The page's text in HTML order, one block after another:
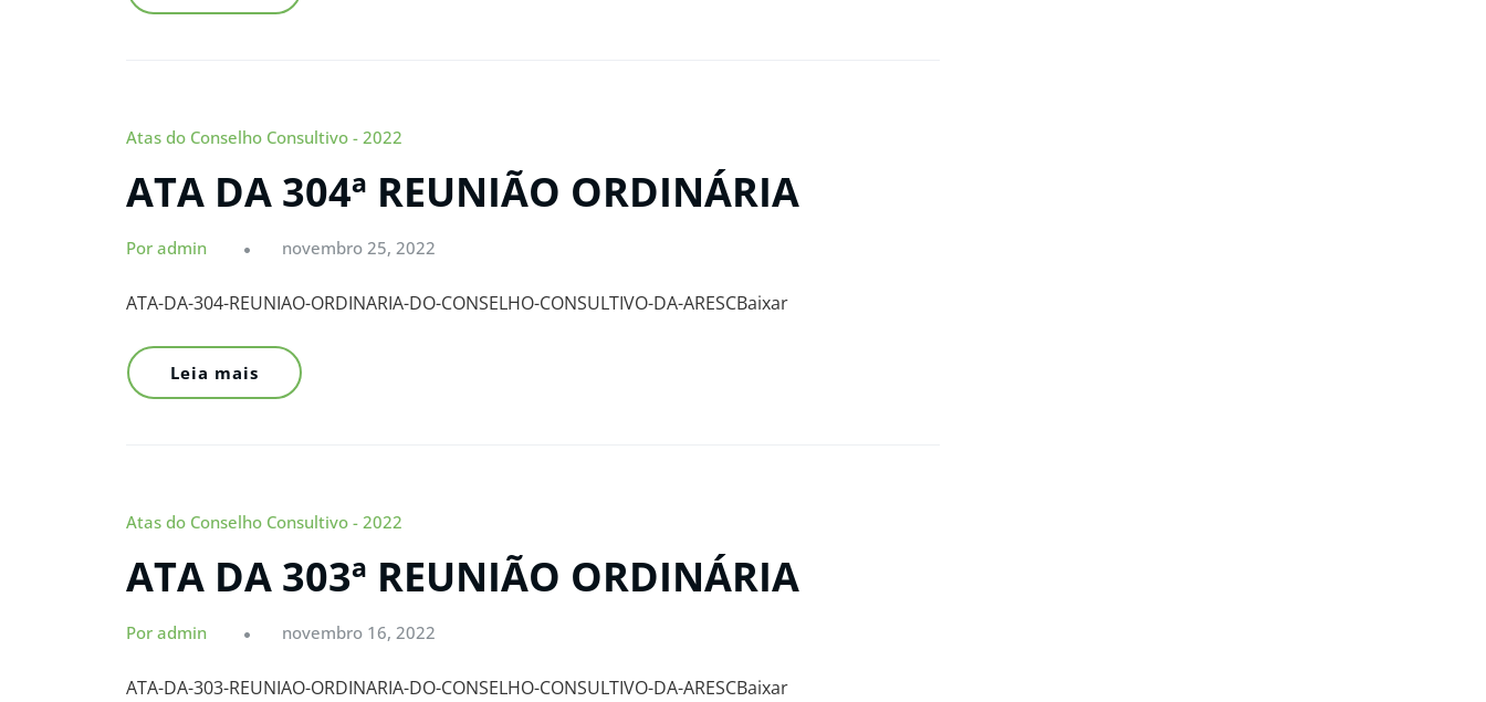
Atas do Conselho Consultivo - 2022
ATA DA 304ª REUNIÃO ORDINÁRIA
Por admin novembro 25, 2022
ATA-DA-304-REUNIAO-ORDINARIA-DO-CONSELHO-CONSULTIVO-DA-ARESCBaixar
Leia mais
Atas do Conselho Consultivo - 2022
ATA DA 303ª REUNIÃO ORDINÁRIA
Por admin novembro 16, 2022
ATA-DA-303-REUNIAO-ORDINARIA-DO-CONSELHO-CONSULTIVO-DA-ARESCBaixar